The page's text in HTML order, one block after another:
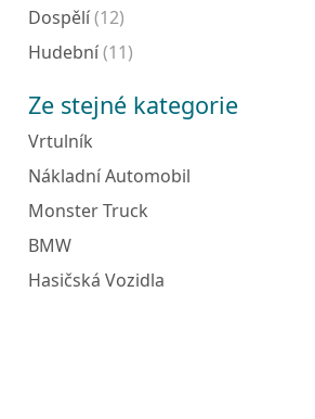
Dospělí(12)
Hudební(11)
Ze stejné kategorie
Vrtulník
Nákladní Automobil
Monster Truck
BMW
Hasičská Vozidla